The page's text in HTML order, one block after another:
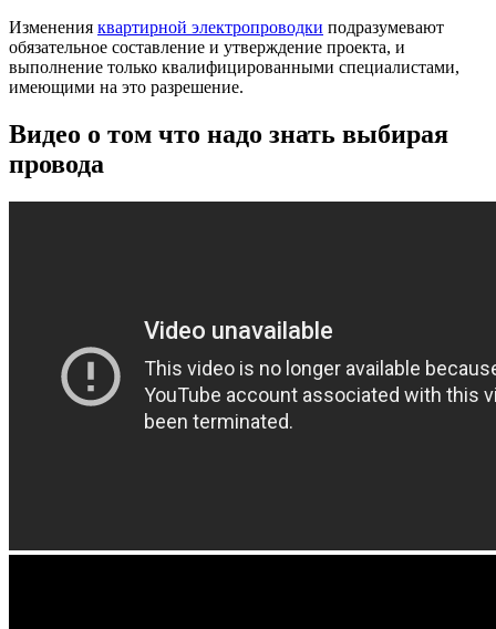
Изменения квартирной электропроводки подразумевают
обязательное составление и утверждение проекта, и
выполнение только квалифицированными специалистами,
имеющими на это разрешение.
Видео о том что надо знать выбирая
провода